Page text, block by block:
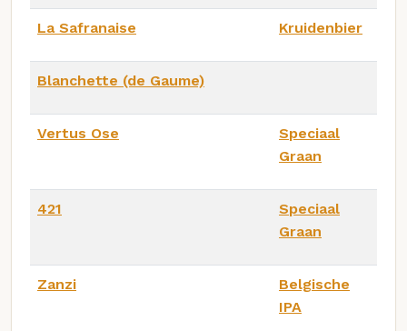
La Safranaise Kruidenbier
Blanchette (de Gaume)
Vertus Ose
Speciaal
Graan
421
Speciaal
Graan
Zanzi
Belgische
IPA